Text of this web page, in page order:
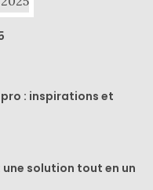
: inspirations et
solution tout en un